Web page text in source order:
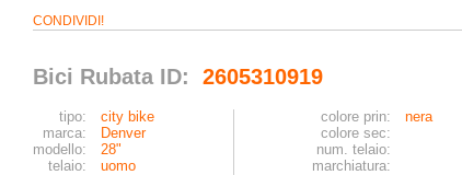
CONDIVIDI!
Bici Rubata ID: 2605310919
tipo: city bike colore prin: nera
marca:
Denver colore sec:
modello:
28" num. telaio:
telaio:
uomo
marchiatura: